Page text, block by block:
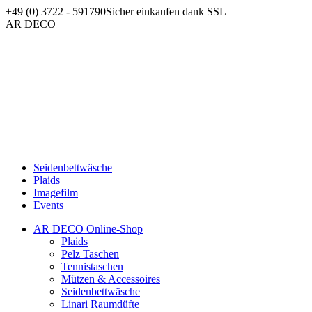
Zum
Inhalt
+49 (0) 3722 - 591790Sicher einkaufen dank SSL
Facebook
AR DECO
Seidenbettwäsche
Plaids
Imagefilm
Events
AR DECO Online-Shop
Plaids
Pelz Taschen
Tennistaschen
Mützen & Accessoires
Seidenbettwäsche
Linari Raumdüfte